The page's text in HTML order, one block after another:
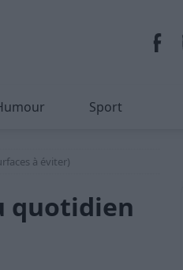
Sport
à éviter)
quotidien